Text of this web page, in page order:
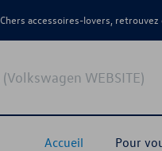
Chers accessoires-lovers,
WEBSITE)
Accueil Pour